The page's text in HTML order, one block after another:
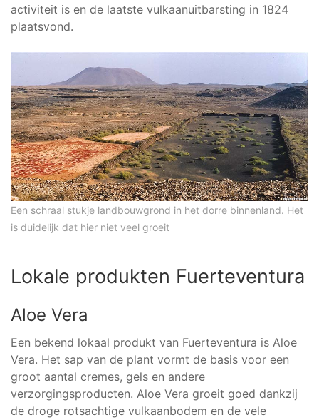
activiteit is en de laatste vulkaanuitbarsting in 1824
plaatsvond.
Een schraal stukje landbouwgrond in het dorre binnenland. Het
is duidelijk dat hier niet veel groeit
Lokale produkten Fuerteventura
Aloe Vera
Een bekend lokaal produkt van Fuerteventura is Aloe
Vera. Het sap van de plant vormt de basis voor een
groot aantal cremes, gels en andere
verzorgingsproducten. Aloe Vera groeit goed dankzij
de droge rotsachtige vulkaanbodem en de vele